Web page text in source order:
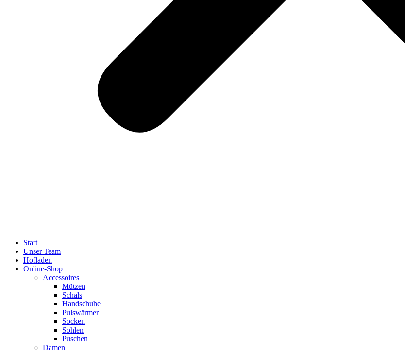
Start
Unser Team
Hofladen
Online-Shop
Accessoires
Mützen
Schals
Handschuhe
Pulswärmer
Socken
Sohlen
Puschen
Damen